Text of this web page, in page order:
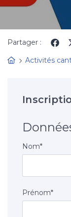
Partager :
Activités
Nom*
Prénom*